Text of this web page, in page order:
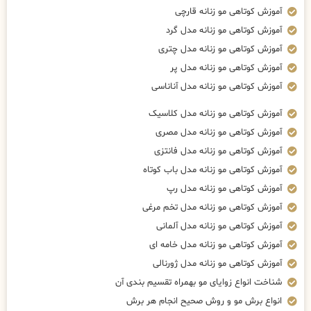
آموزش کوتاهی مو زنانه قارچی
آموزش کوتاهی مو زنانه مدل گرد
آموزش کوتاهی مو زنانه مدل چتری
آموزش کوتاهی مو زنانه مدل پر
آموزش کوتاهی مو زنانه مدل آناناسی
آموزش کوتاهی مو زنانه مدل کلاسیک
آموزش کوتاهی مو زنانه مدل مصری
آموزش کوتاهی مو زنانه مدل فانتزی
آموزش کوتاهی مو زنانه مدل باب کوتاه
آموزش کوتاهی مو زنانه مدل رپ
آموزش کوتاهی مو زنانه مدل تخم مرغی
آموزش کوتاهی مو زنانه مدل آلمانی
آموزش کوتاهی مو زنانه مدل خامه ای
آموزش کوتاهی مو زنانه مدل ژورنالی
شناخت انواع زوایای مو بهمراه تقسیم بندی آن
انواع برش مو و روش صحیح انجام هر برش